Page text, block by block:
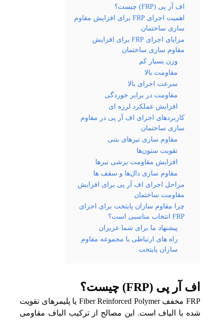
اف آر پی (FRP) چیست؟
اهمیت اجرای FRP برای افزایش مقاوم
سازی ساختمان
مزایای اجرای FRP برای افزایش
مقاوم سازی ساختمان
وزن بسیار کم
مقاومت بالا
سرعت اجرای بالا
مقاومت در برابر خوردگی
افزایش عملکرد لرزه‌ ای
کاربردهای اجرای اف آر پی در مقاوم
سازی ساختمان
مقاوم سازی تیرهای بتنی
تقویت ستون‌ها
افزایش مقاومت برشی تیرها
مقاوم سازی دال‌ها و سقف‌ ها
مراحل اجرای اف آر پی برای افزایش
مقاومت ساختمان
چرا مقاوم سازان پایتخت برای اجرای
FRP انتخاب مناسبی است؟
پیشنهاد ما برای شما عزیزان
راه های ارتباطی با مجموعه مقاوم
سازان پایتخت
اف آر پی (FRP) چیست؟
FRP مخفف Fiber Reinforced Polymer یا پلیمرهای تقویت
شده با الیاف است. این مصالح از ترکیب الیاف مقاومی